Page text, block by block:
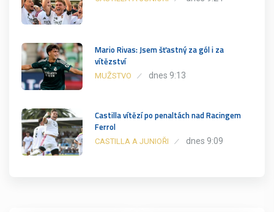
Mario Rivas: Jsem šťastný za gól i za
vítězství
MUŽSTVO dnes 9:13
Castilla vítězí po penaltách nad Racingem
Ferrol
CASTILLA A JUNIOŘI dnes 9:09